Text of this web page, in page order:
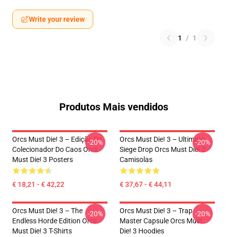
Write your review
1 / 1
Produtos Mais vendidos
Orcs Must Die! 3 – Edição De
Colecionador Do Caos Orcs
Must Die! 3 Posters
€ 18,21 - € 42,22
-20%
Orcs Must Die! 3 – Ultimate
Siege Drop Orcs Must Die! 3
Camisolas
€ 37,67 - € 44,11
-20%
Orcs Must Die! 3 – The
Endless Horde Edition Orcs
Must Die! 3 T-Shirts
-20%
Orcs Must Die! 3 – Trap
Master Capsule Orcs Must
Die! 3 Hoodies
-20%